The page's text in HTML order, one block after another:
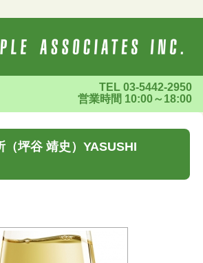
TEL 03-5442-2950
営業時間 10:00～18:00
（坪谷 靖史）YASUSHI